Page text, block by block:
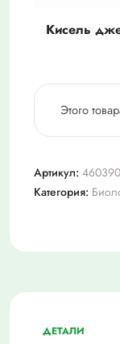
Кисель
Этого
Артикул:
Категория:
ДЕТАЛИ